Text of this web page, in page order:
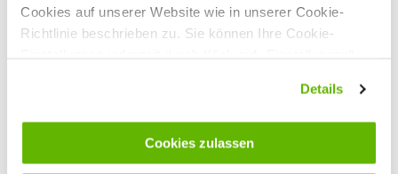
Cookies auf unserer Website wie in unserer Cookie-
Richtlinie beschrieben zu. Sie können Ihre Cookie-
Details
Cookies zulassen